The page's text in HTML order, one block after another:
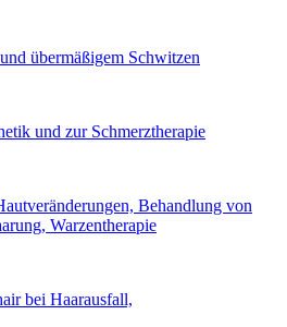
übermäßigem Schwitzen
und zur Schmerztherapie
Behandlung von
Warzentherapie
bei Haarausfall,